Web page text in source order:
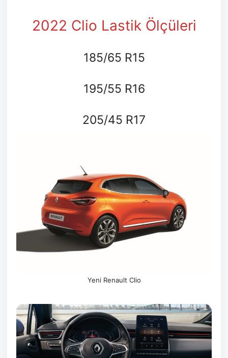
2022 Clio Lastik Ölçüleri
185/65 R15
195/55 R16
205/45 R17
Yeni Renault Clio